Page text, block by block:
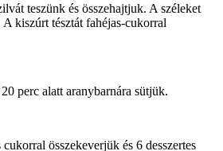
teszünk és összehajtjuk. A széleket
kiszúrt tésztát fahéjas-cukorral
perc alatt aranybarnára sütjük.
összekeverjük és 6 desszertes